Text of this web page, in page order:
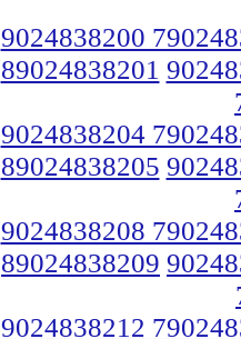
9024838200
89024838201
9024838204
89024838205
9024838208
89024838209
9024838212